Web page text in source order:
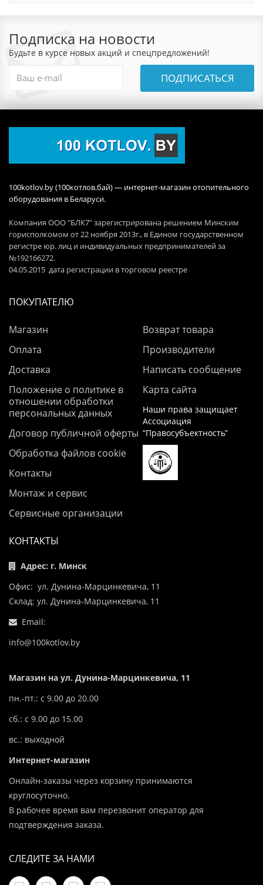
Подписка на новости
Будьте в курсе новых акций и спецпредложений!
ПОДПИСАТЬСЯ
100kotlov.by (100котлов.бай) — интернет-магазин отопительного
оборудования в Беларуси.
Компания ООО "БЛК7" зарегистрирована решением Минским
горисполкомом от 22 ноября 2013г., в Едином государственном
регистре юр. лиц и индивидуальных предпринимателей за
№192166272.
04.05.2015 дата регистрации в торговом реестре
ПОКУПАТЕЛЮ
Магазин
Оплата
Доставка
Положение о политике в
отношении обработки
персональных данных
Договор публичной оферты
Обработка файлов cookie
Контакты
Монтаж и сервис
Сервисные организации
Возврат товара
Производители
Написать сообщение
Карта сайта
Наши права защищает
Ассоциация
“Правосубъектность”
КОНТАКТЫ
Адрес: г. Минск
Офис: ул. Дунина-Марцинкевича, 11
Склад: ул. Дунина-Марцинкевича, 11
Email:
info@100kotlov.by
Магазин на ул. Дунина-Марцинкевича, 11
пн.-пт.: с 9.00 до 20.00
сб.: с 9.00 до 15.00
вс.: выходной
Интернет-магазин
Онлайн-заказы через корзину принимаются
круглосуточно.
В рабочее время вам перезвонит оператор для
подтверждения заказа.
СЛЕДИТЕ ЗА НАМИ